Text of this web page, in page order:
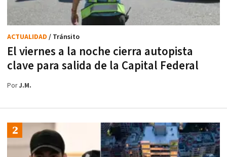
El viernes a la noche cierra autopista
clave para salida de la Capital Federal
ACTUALIDAD / Tránsito
PorJ.M.